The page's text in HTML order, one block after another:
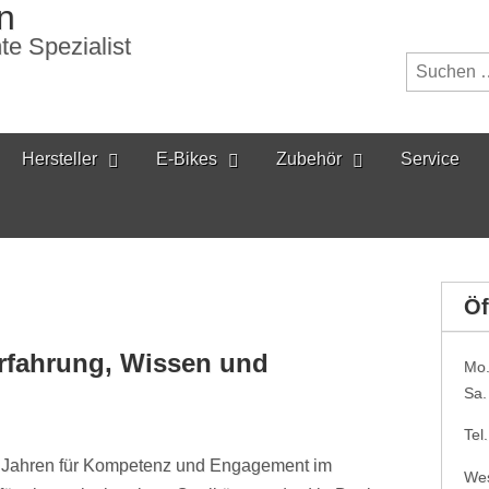
Spezialist
Suchen
nach:
Hersteller E-Bikes Zubehör Service
Wissen und
für Kompetenz und Engagement im